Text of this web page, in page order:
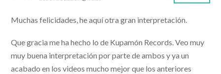
Muchas felicidades, he aquí otra gran interpretación.
Que gracia me ha hecho lo de Kupamón Records. Veo muy
muy buena interpretación por parte de ambos y ya un
acabado en los videos mucho mejor que los anteriores